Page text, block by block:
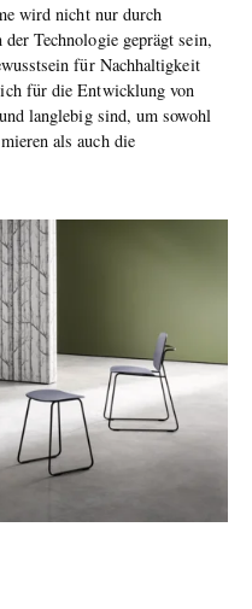
wird nicht nur durch
Technologie geprägt sein,
für Nachhaltigkeit
für die Entwicklung von
langlebig sind, um sowohl
als auch die